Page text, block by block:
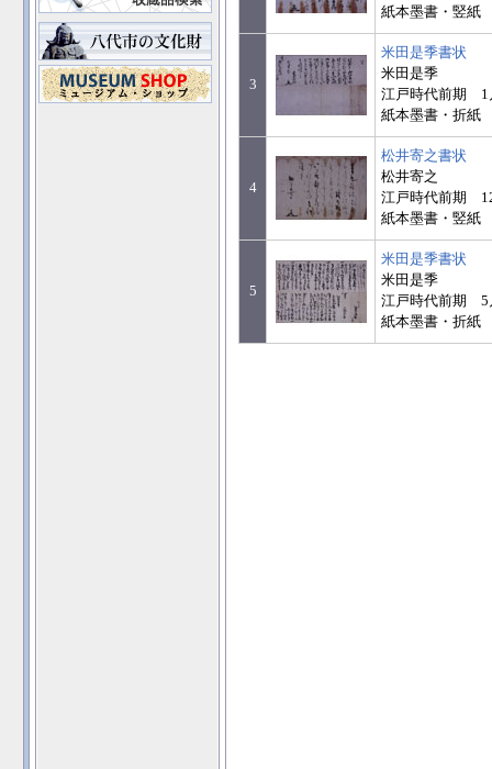
紙本墨書・竪紙
3
米田是季書状
米田是季
江戸時代前期 1
紙本墨書・折紙
4
松井寄之書状
松井寄之
江戸時代前期
紙本墨書・竪紙
5
米田是季書状
米田是季
江戸時代前期 5
紙本墨書・折紙